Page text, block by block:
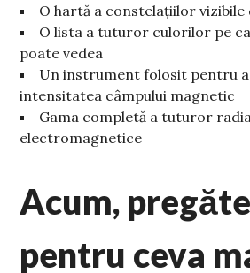
O hartă a constelațiilor vizibile
O lista a tuturor culorilor pe
poate vedea
Un instrument folosit pentru a
intensitatea câmpului magnetic
Gama completă a tuturor
electromagnetice
Acum,
pentru ceva